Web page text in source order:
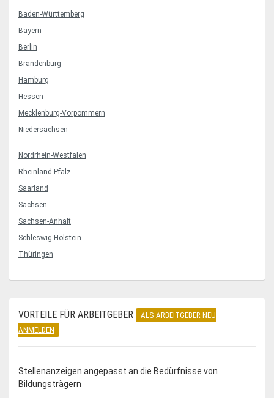
Baden-Württemberg
Bayern
Berlin
Brandenburg
Hamburg
Hessen
Mecklenburg-Vorpommern
Niedersachsen
Nordrhein-Westfalen
Rheinland-Pfalz
Saarland
Sachsen
Sachsen-Anhalt
Schleswig-Holstein
Thüringen
VORTEILE FÜR ARBEITGEBER
ALS ARBEITGEBER NEU
ANMELDEN
Stellenanzeigen angepasst an die Bedürfnisse von
Bildungsträgern